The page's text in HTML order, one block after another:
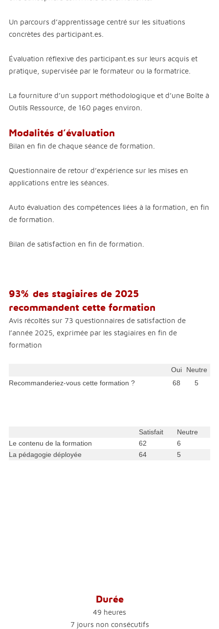
Un parcours d’apprentissage centré sur les situations
concrètes des participant.es.
Évaluation réflexive des participant.es sur leurs acquis et
pratique, supervisée par le formateur ou la formatrice.
La fourniture d’un support méthodologique et d’une Boîte à
Outils Ressource, de 160 pages environ.
Modalités d’évaluation
Bilan en fin de chaque séance de formation.
Questionnaire de retour d’expérience sur les mises en
applications entre les séances.
Auto évaluation des compétences liées à la formation, en fin
de formation.
Bilan de satisfaction en fin de formation.
93% des stagiaires de 2025
recommandent cette formation
Avis récoltés sur 73 questionnaires de satisfaction de
l’année 2025, exprimée par les stagiaires en fin de
formation
Oui
Neutre
Recommanderiez-vous cette formation ?
68 5
Satisfait
Neutre
Le contenu de la formation
62
6
La pédagogie déployée
64 5
Durée
49 heures
7 jours non consécutifs